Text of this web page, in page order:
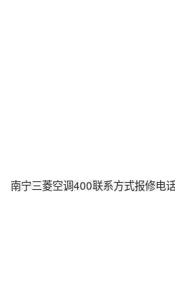
南宁三菱空调400联系方式报修电